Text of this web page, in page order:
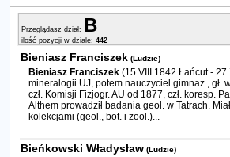
Przeglądasz dział: B
ilość pozycji w dziale: 442
Bieniasz Franciszek (Ludzie)
Bieniasz Franciszek (15 VIII 1842 Łańcut -
mineralogii UJ, potem nauczyciel gimnaz., gł.
czł. Komisji Fizjogr. AU od 1877, czł. koresp.
Althem prowadził badania geol. w Tatrach.
kolekcjami (geol., bot. i zool.)...
Bieńkowski Władysław (Ludzie)